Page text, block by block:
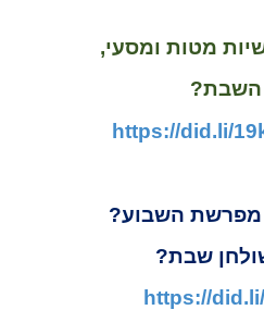
מטות ומסעי,
השבת?
https://did.li/
מפרשת השבוע?
שבת?
https://